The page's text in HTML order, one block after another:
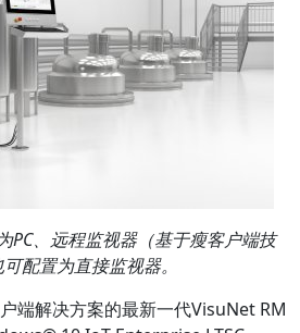
PC、远程监视器（基于瘦客户端技
配置为直接监视器。
端解决方案的最新一代VisuNet RM